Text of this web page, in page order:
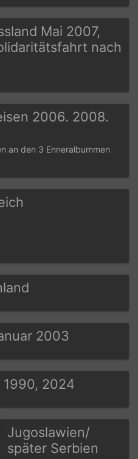
Mai 2007,
nach
2006. 2008.
an den 3 Enneralbummen
2003
1990, 2024
Jugoslawien/
später Serbien